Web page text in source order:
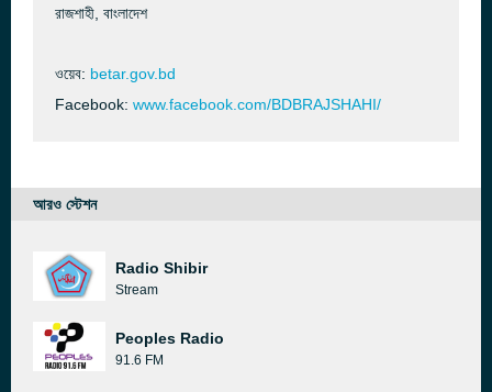
রাজশাহী, বাংলাদেশ
ওয়েব: betar.gov.bd
Facebook: www.facebook.com/BDBRAJSHAHI/
আরও স্টেশন
Radio Shibir
Stream
Peoples Radio
91.6 FM